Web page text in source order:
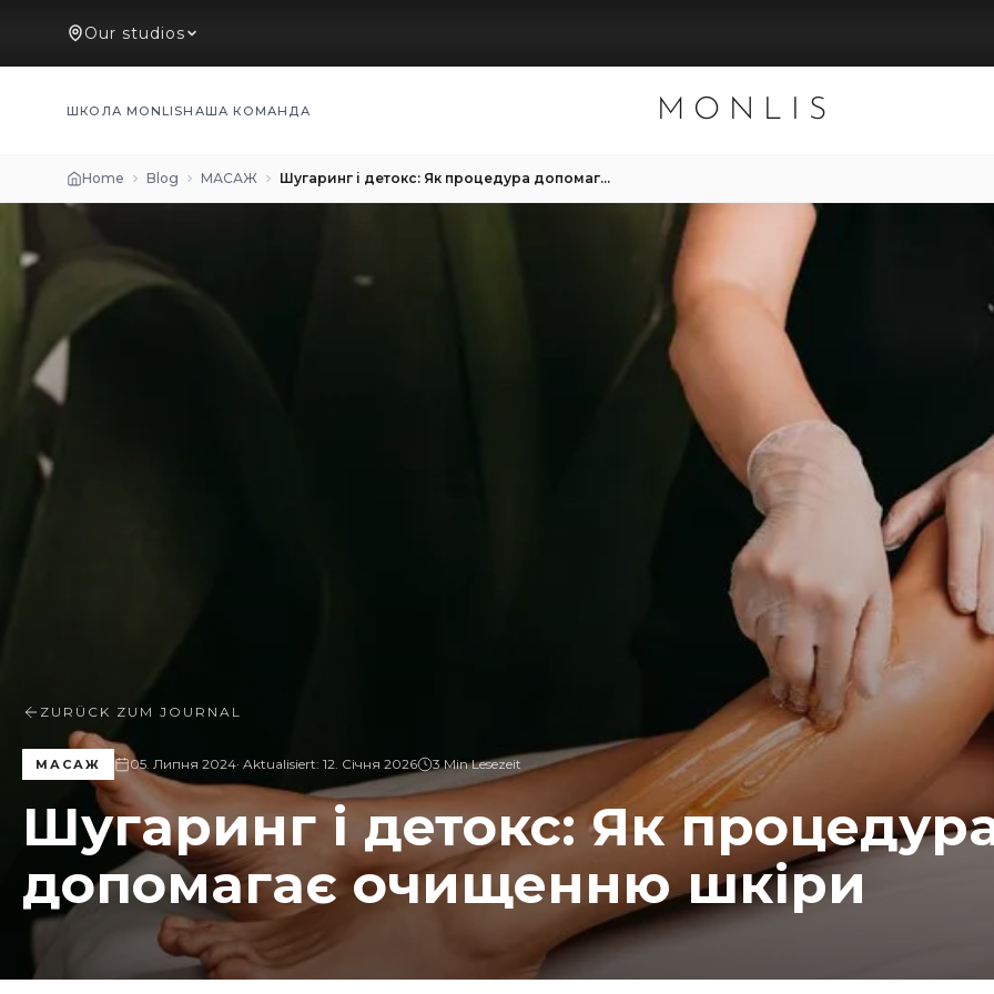
Our studios
ШКОЛА MONLISНАША КОМАНДА MONLIS
Home Blog МАСАЖ Шугаринг і детокс: Як процедура допомагає очищенню шкіри
ZURÜCK ZUM JOURNAL
МАСАЖ 05. Липня 2024· Aktualisiert: 12. Січня 2026 3 Min Lesezeit
Шугаринг і детокс: Як
допомагає очищенню шкіри